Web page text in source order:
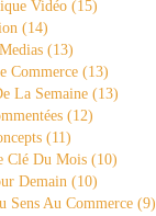
Vidéo (15)
(14)
(13)
Commerce (13)
La Semaine (13)
(12)
(11)
Clé Du Mois (10)
Demain (10)
Sens Au Commerce (9)